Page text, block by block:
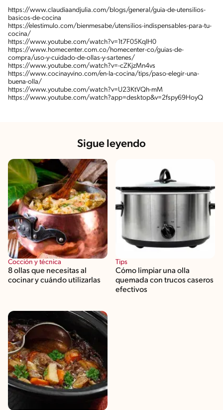
https://www.claudiaandjulia.com/blogs/general/guia-de-utensilios-
basicos-de-cocina
https://elestimulo.com/bienmesabe/utensilios-indispensables-para-tu-
cocina/
https://www.youtube.com/watch?v=1t7F05KqIH0
https://www.homecenter.com.co/homecenter-co/guias-de-
compra/uso-y-cuidado-de-ollas-y-sartenes/
https://www.youtube.com/watch?v=-cZKjzMn4vs
https://www.cocinayvino.com/en-la-cocina/tips/paso-elegir-una-
buena-olla/
https://www.youtube.com/watch?v=U23KtVQh-mM
https://www.youtube.com/watch?app=desktop&v=2fspy69HoyQ
Sigue leyendo
Cocción y técnica
8 ollas que necesitas al
cocinar y cuándo utilizarlas
Tips
Cómo limpiar una olla
quemada con trucos caseros
efectivos